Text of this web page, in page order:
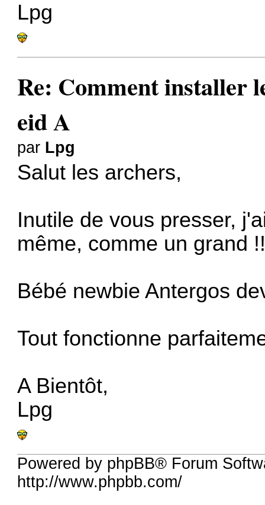
Lpg
Re: Comment installer
eid A
par Lpg
Salut les archers,
Inutile de vous presser,
même, comme un grand
Bébé newbie Antergos
Tout fonctionne
A Bientôt,
Lpg
Powered by phpBB® Forum
http://www.phpbb.com/